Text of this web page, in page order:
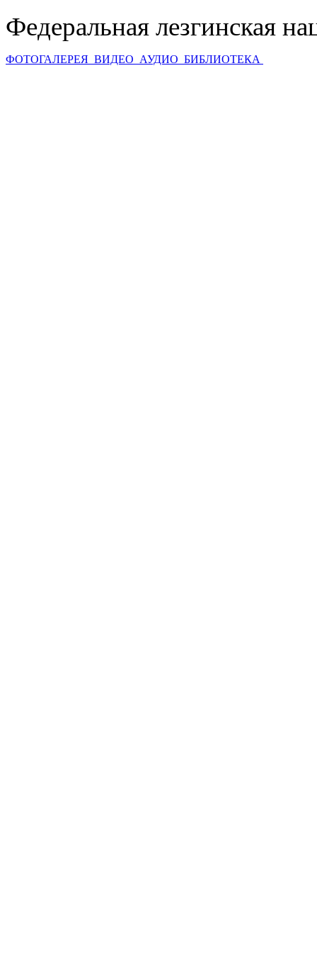
Федеральная лезгинская
ФОТОГАЛЕРЕЯ ВИДЕО АУДИО БИБЛИОТЕКА